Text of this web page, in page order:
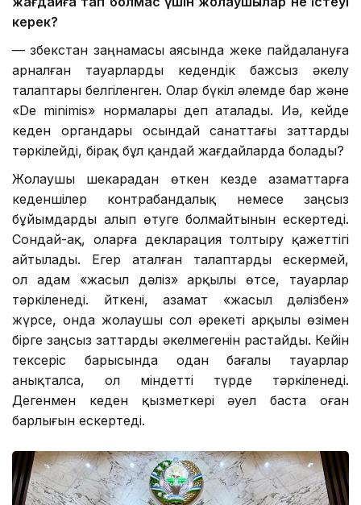
керек?
— Өзбекстан заңнамасы аясында жеке пайдалануға
арналған тауарларды кедендік бажсыз әкелу
талаптары белгіленген. Олар бүкіл әлемде бар және
«De minimis» нормалары деп аталады. Иә, кейде
кеден органдары осындай санаттағы заттарды
тәркілейді, бірақ бұл қандай жағдайларда болады?
Жолаушы шекарадан өткен кезде азаматтарға
кеденшілер контрабандалық немесе заңсыз
бұйымдарды алып өтуге болмайтынын ескертеді.
Сондай-ақ, оларға декларация толтыру қажеттігі
айтылады. Егер аталған талаптарды ескермей,
ол адам «жасыл дәліз» арқылы өтсе, тауарлар
тәркіленеді. Өйткені, азамат «жасыл дәлізбен»
жүрсе, онда жолаушы сол әрекеті арқылы өзімен
бірге заңсыз заттарды әкелмегенін растайды. Кейін
тексеріс барысында одан бағалы тауарлар
анықталса, ол міндетті түрде тәркіленеді.
Дегенмен кеден қызметкері әуел баста оған
барлығын ескертеді.